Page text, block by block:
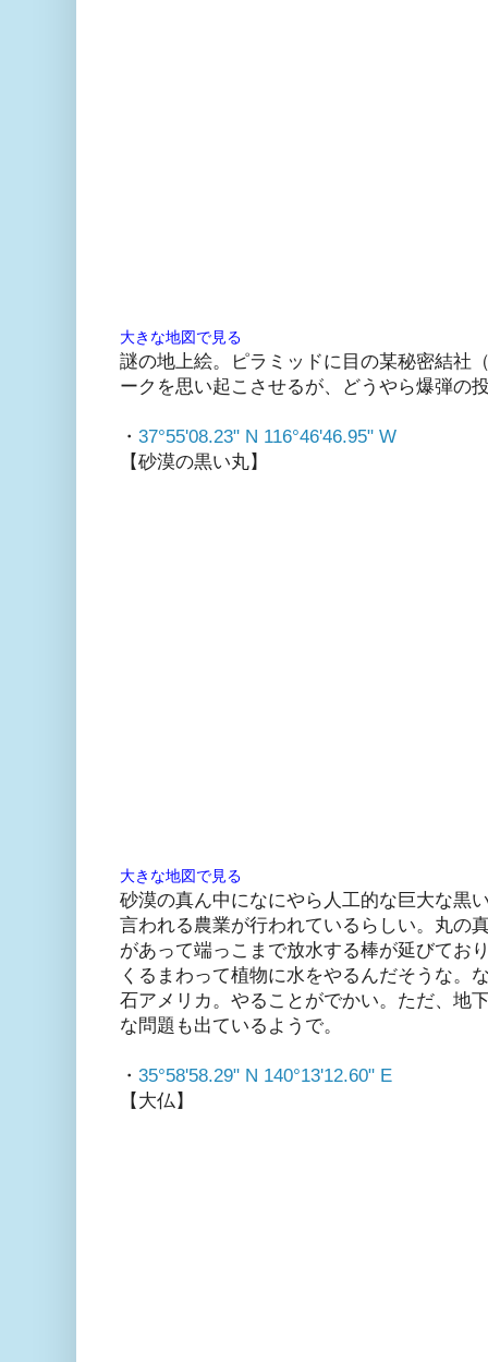
大きな地図で見る
謎の地上絵。ピラミッドに目の某秘密結社
ークを思い起こさせるが、どうやら爆弾の
・ 37°55'08.23" N 116°46'46.95" W
【砂漠の黒い丸】
大きな地図で見る
砂漠の真ん中になにやら人工的な巨大な黒
言われる農業が行われているらしい。丸の
があって端っこまで放水する棒が延びてお
くるまわって植物に水をやるんだそうな。
石アメリカ。やることがでかい。ただ、地
な問題も出ているようで。
・ 35°58'58.29" N 140°13'12.60" E
【大仏】